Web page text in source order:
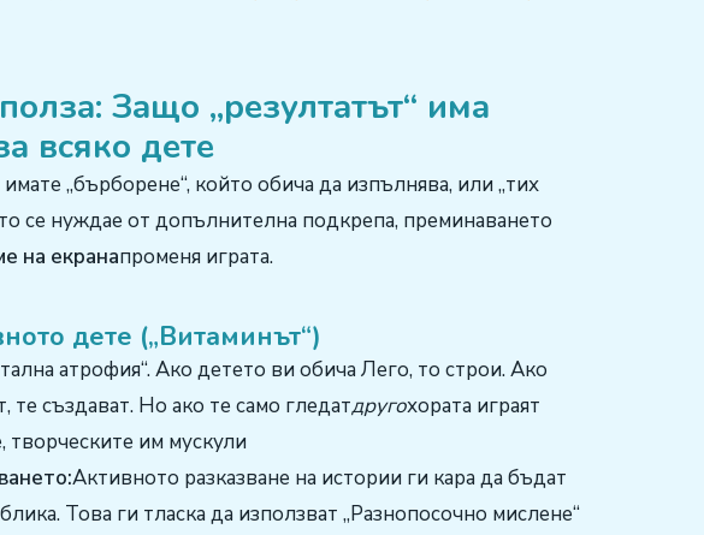
Защо „резултатът“ има
всяко дете
„бърборене“, който обича да изпълнява, или „тих
се нуждае от допълнителна подкрепа, преминаването
на екранапроменя играта.
дете („Витаминът“)
атрофия“. Ако детето ви обича Лего, то строи. Ако
те създават. Но ако те само гледатдругохората играят
творческите им мускули
Активното разказване на истории ги кара да бъдат
Това ги тласка да използват „Разнопосочно мислене“